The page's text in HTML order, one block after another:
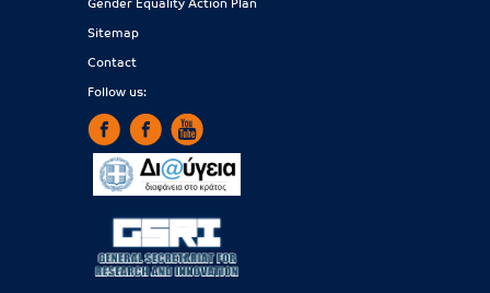
Gender Equality Action Plan
Sitemap
Contact
Follow us: